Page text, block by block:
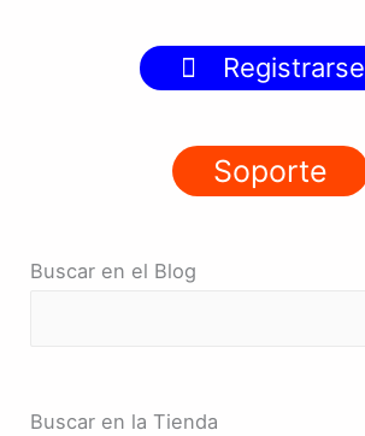
Registrarse
Soporte
Buscar en el Blog
Buscar en la Tienda